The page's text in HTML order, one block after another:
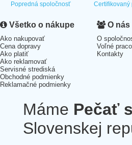
Popredná spoločnosť Certifikovaný
Všetko o nákupe
Ako nakupovať
Cena dopravy
Ako platiť
Ako reklamovať
Servisné strediská
Obchodné podmienky
Reklamačné podmienky
O nás
O
Voľné
Kontakty
Máme Pečať
Slovenskej